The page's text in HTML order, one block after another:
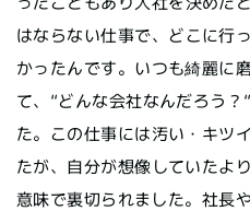
はならない仕事で、どこに行
かったんです。いつも綺麗に
て、“どんな会社なんだろう
た。この仕事には汚い・キツ
たが、自分が想像していたよ
意味で裏切られました。社長